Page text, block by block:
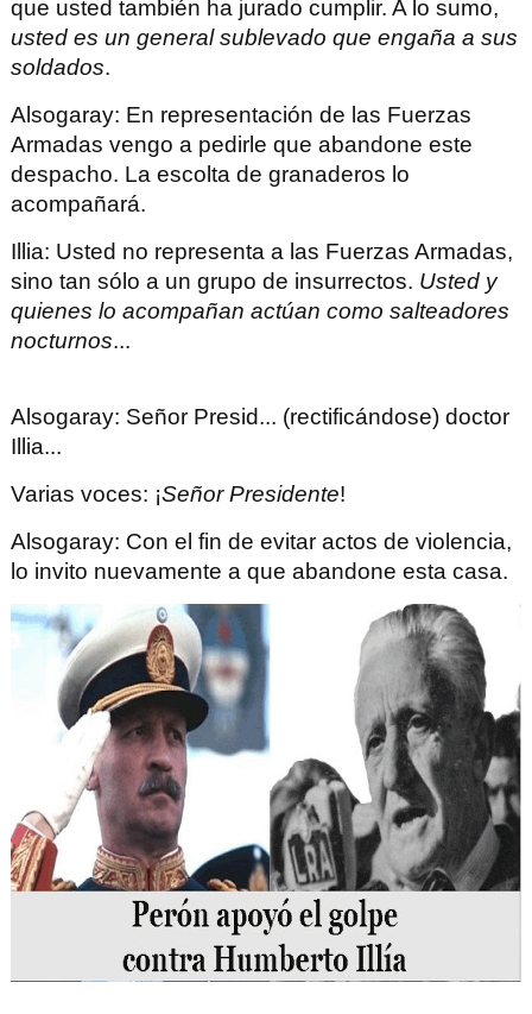
que usted también ha jurado cumplir. A lo sumo,
usted es un general sublevado que engaña a sus
soldados.
Alsogaray: En representación de las Fuerzas
Armadas vengo a pedirle que abandone este
despacho. La escolta de granaderos lo
acompañará.
Illia: Usted no representa a las Fuerzas Armadas,
sino tan sólo a un grupo de insurrectos. Usted y
quienes lo acompañan actúan como salteadores
nocturnos...
Alsogaray: Señor Presid... (rectificándose) doctor
Illia...
Varias voces: ¡Señor Presidente!
Alsogaray: Con el fin de evitar actos de violencia,
lo invito nuevamente a que abandone esta casa.